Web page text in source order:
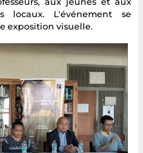
locaux. L'événement se
exposition visuelle.